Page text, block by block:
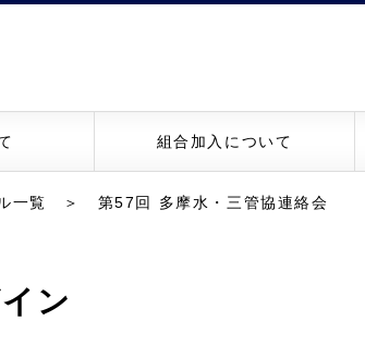
組合加入について
一覧 ＞ 第57回 多摩水・三管協連絡会
ン